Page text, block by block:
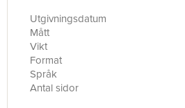
Utgivningsdatum
Mått
Vikt
Format
Språk
Antal sidor